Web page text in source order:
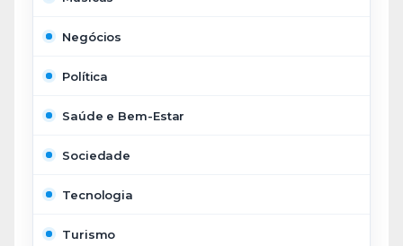
Negócios
Política
Saúde e Bem-Estar
Sociedade
Tecnologia
Turismo